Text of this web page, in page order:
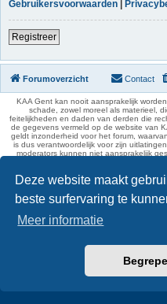
Deze website maakt
beste surfervaring te
Meer informatie
Gebruikersvoorwaarden |
Registreer
Forumoverzicht Contact
KAA Gent kan nooit aansprakelijk
schade, zowel moreel als materieel,
feitelijkheden en daden van derden die
de gegevens vermeld op de website van
geldt inzonderheid voor het forum,
is dus verantwoordelijk voor zijn
moderators kunnen niet aansprakelijk